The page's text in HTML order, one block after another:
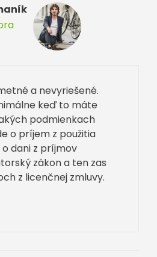
a nevyriešené.
keď to máte
podmienkach
o príjem z použitia
dani z príjmov
zákon a ten zas
z licenčnej zmluvy.